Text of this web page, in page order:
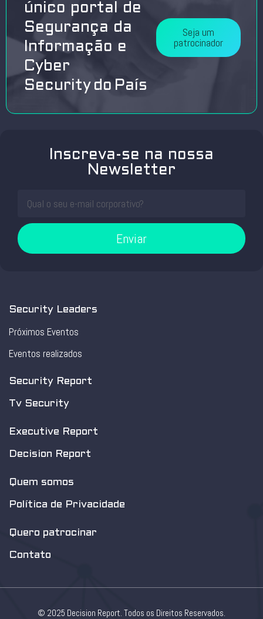
único portal de
Segurança da
Informação e
Cyber
Security do País
Seja um
patrocinador
Inscreva-se na nossa
Newsletter
Enviar
Security Leaders
Próximos Eventos
Eventos realizados
Security Report
Tv Security
Executive Report
Decision Report
Quem somos
Política de Privacidade
Quero patrocinar
Contato
© 2025 Decision Report. Todos os Direitos Reservados.